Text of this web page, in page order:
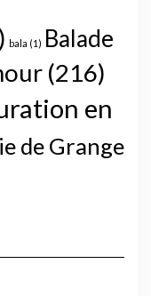
bala (1) Balade
(216)
en
de Grange